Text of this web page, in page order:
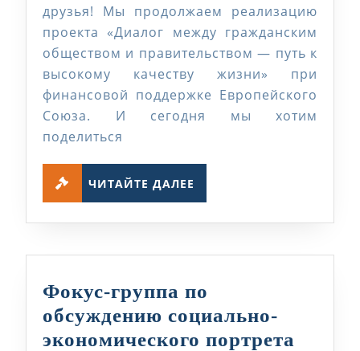
последствия
введения
ОПВР
по
мнению
работников
друзья! Мы продолжаем реализацию
проекта «Диалог между гражданским
обществом и правительством — путь к
высокому качеству жизни» при
финансовой поддержке Европейского
Союза. И сегодня мы хотим
поделиться
ЧИТАЙТЕ ДАЛЕЕ
Фокус-группа по
обсуждению социально-
экономического портрета